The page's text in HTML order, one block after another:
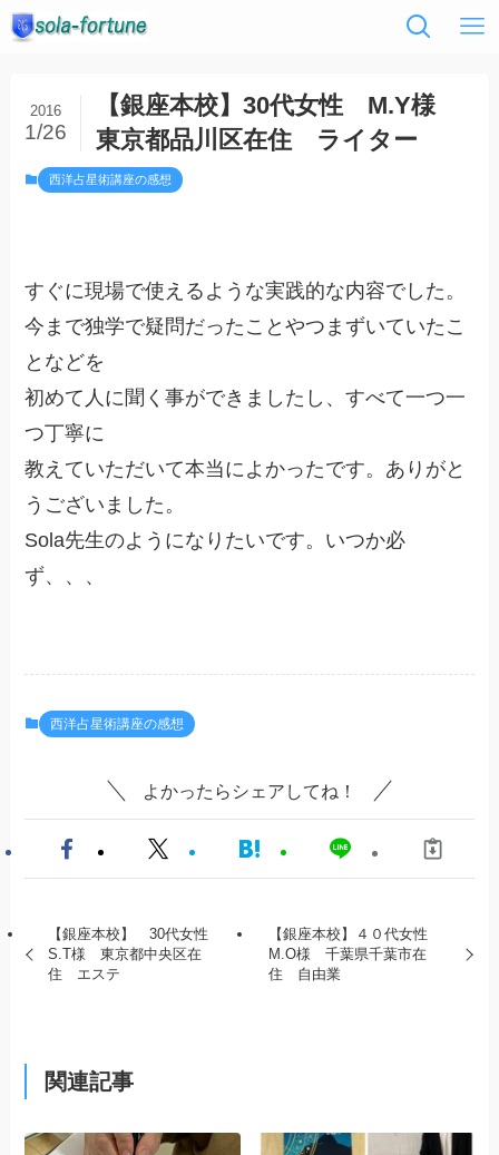
【銀座本校】30代女性 M.Y様
東京都品川区在住 ライター
2016
1/26
西洋占星術講座の感想
すぐに現場で使えるような実践的な内容でした。
今まで独学で疑問だったことやつまずいていたこ
となどを
初めて人に聞く事ができましたし、すべて一つ一
つ丁寧に
教えていただいて本当によかったです。ありがと
うございました。
Sola先生のようになりたいです。いつか必
ず、、、
西洋占星術講座の感想
よかったらシェアしてね！
【銀座本校】 30代女性
S.T様 東京都中央区在
住 エステ
【銀座本校】４０代女性
M.O様 千葉県千葉市在
住 自由業
関連記事